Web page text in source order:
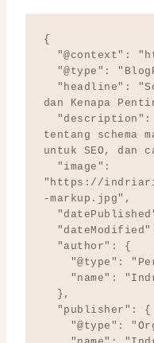
{
dan Kenapa
tentang schema
untuk SEO, dan
"https://
-markup.jpg",